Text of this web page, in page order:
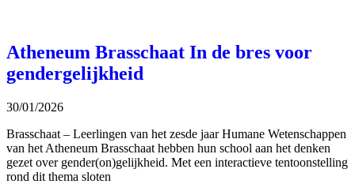
Atheneum Brasschaat In de bres voor
gendergelijkheid
30/01/2026
Brasschaat – Leerlingen van het zesde jaar Humane Wetenschappen
van het Atheneum Brasschaat hebben hun school aan het denken
gezet over gender(on)gelijkheid. Met een interactieve tentoonstelling
rond dit thema sloten